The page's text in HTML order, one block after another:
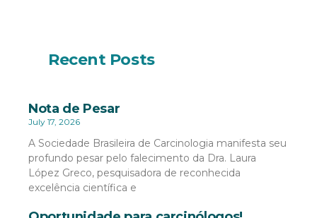
Recent Posts
Nota de Pesar
July 17, 2026
A Sociedade Brasileira de Carcinologia manifesta seu
profundo pesar pelo falecimento da Dra. Laura
López Greco, pesquisadora de reconhecida
excelência científica e